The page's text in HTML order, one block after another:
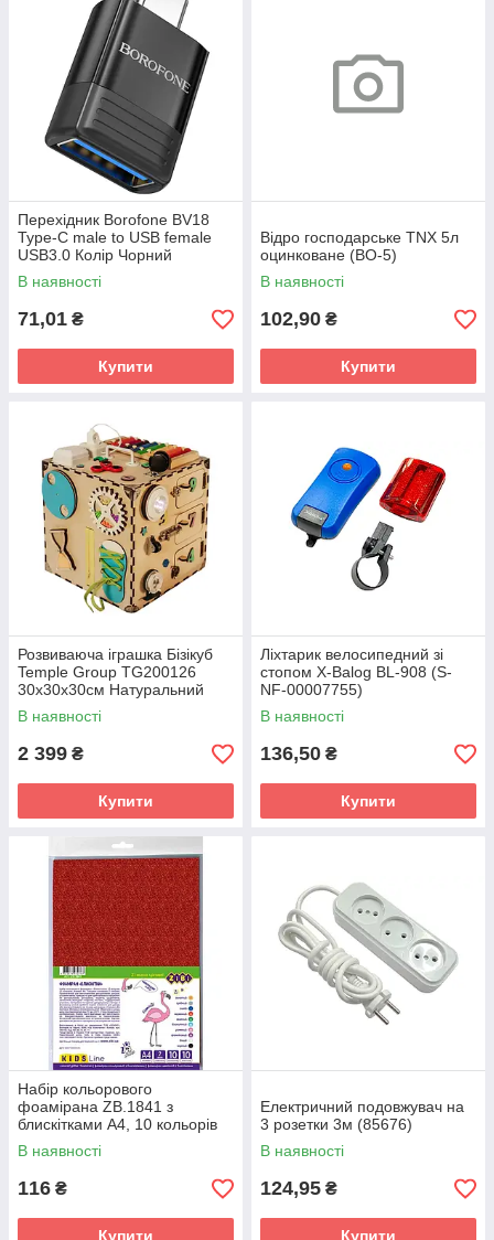
Перехідник Borofone BV18
Type-C male to USB female
USB3.0 Колір Чорний
В наявності
71,01 ₴
Купити
Відро господарське TNX 5л
оцинковане (ВО-5)
В наявності
102,90 ₴
Купити
Розвиваюча іграшка Бізікуб
Temple Group TG200126
30х30х30см Натуральний
В наявності
2 399 ₴
Купити
Ліхтарик велосипедний зі
стопом X-Balog BL-908 (S-
NF-00007755)
В наявності
136,50 ₴
Купити
Набір кольорового
фоамірана ZB.1841 з
блискітками А4, 10 кольорів
10 сторінок 2 мм
В наявності
116 ₴
Купити
Електричний подовжувач на
3 розетки 3м (85676)
В наявності
124,95 ₴
Купити